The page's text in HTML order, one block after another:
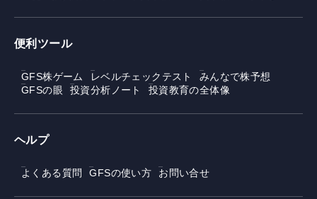
便利ツール
GFS株ゲーム レベルチェックテスト
みんなで株予想
GFSの眼
投資分析ノート 投資教育の全体像
ヘルプ
よくある質問 GFSの使い方 お問い合せ